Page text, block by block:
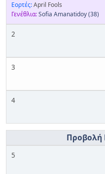
Εορτές:April Fools
Γενέθλια:Sofia Amanatidoy(38)
2
3
4
5